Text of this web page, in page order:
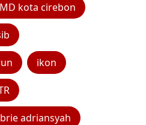
kota cirebon
ikon
adriansyah